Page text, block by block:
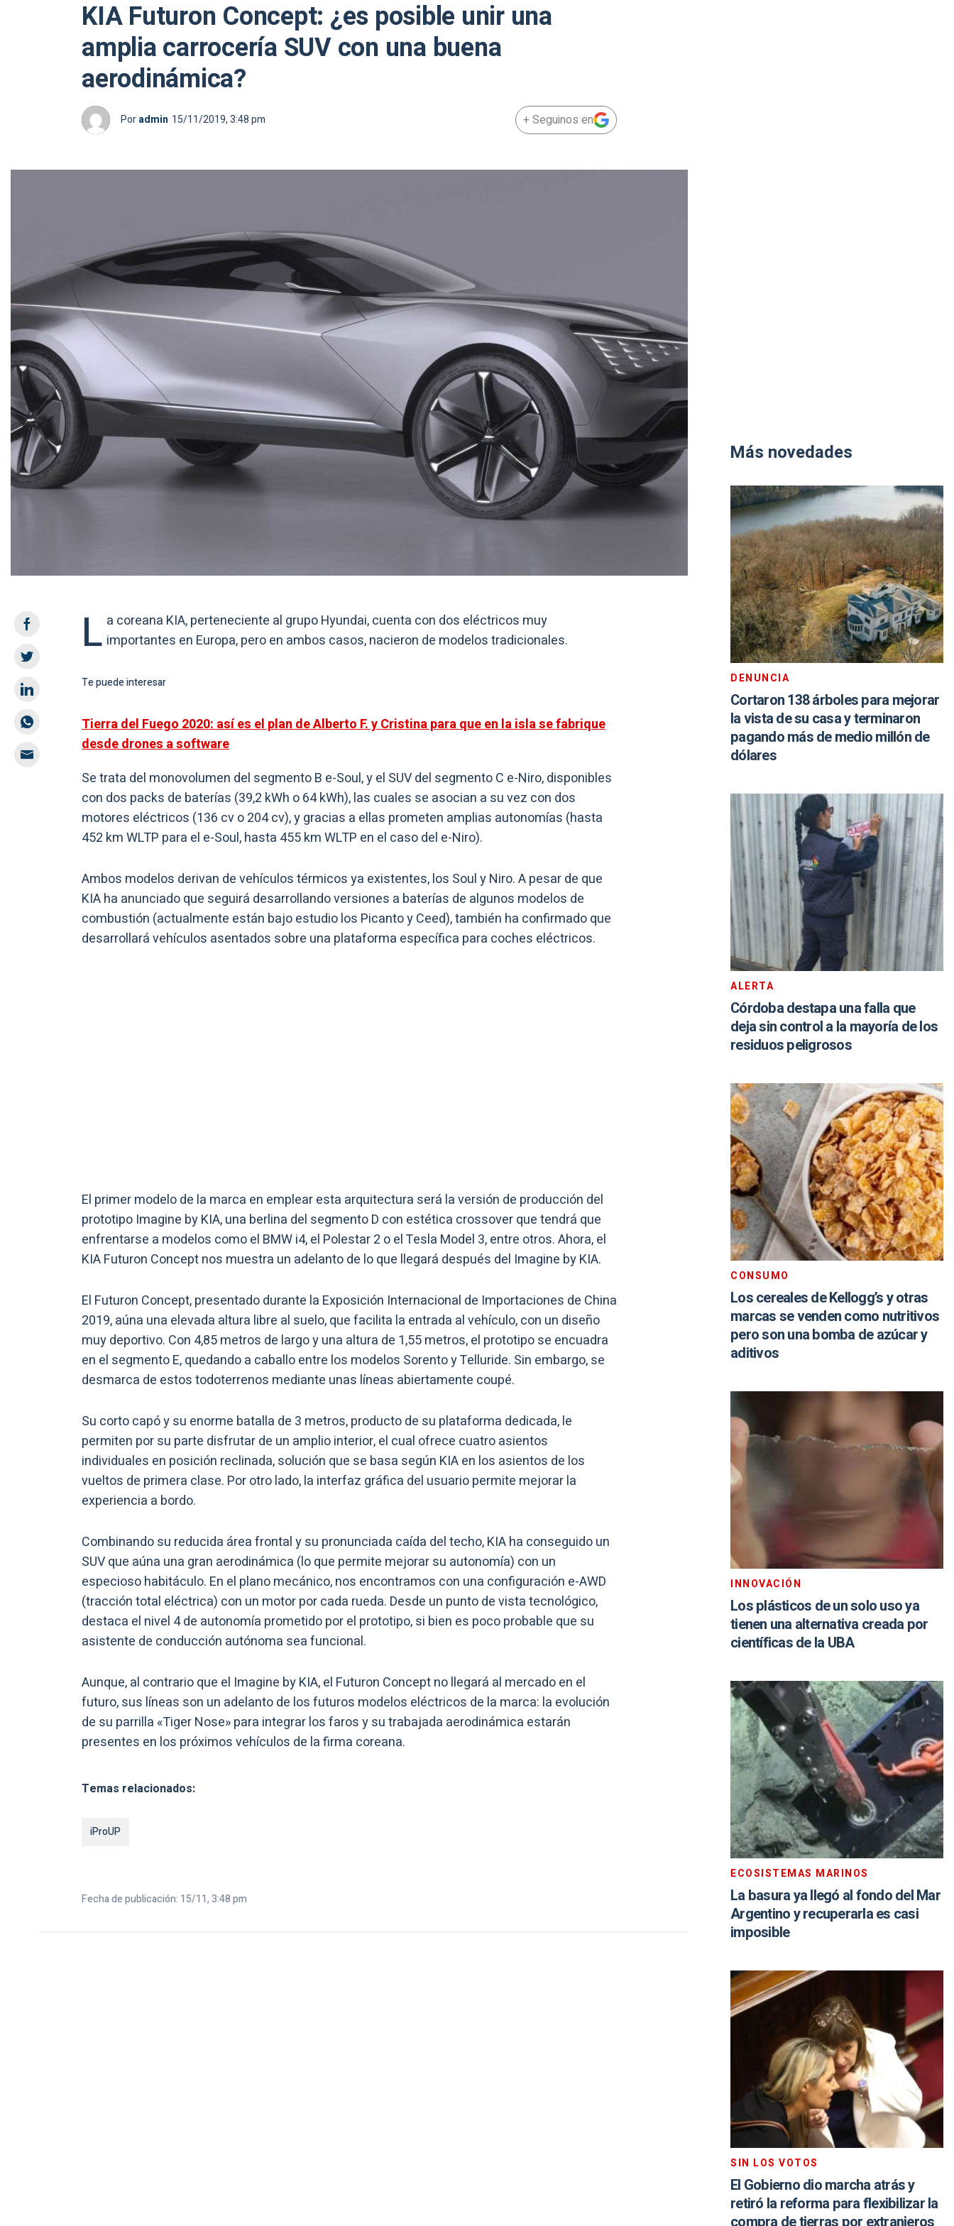
KIA Futuron Concept: ¿es posible unir una
amplia carrocería SUV con una buena
aerodinámica?
Poradmin 15/11/2019, 3:48 pm + Seguinos en
L a coreana KIA, perteneciente al grupo Hyundai, cuenta con dos eléctricos muy
importantes en Europa, pero en ambos casos, nacieron de modelos tradicionales.
Te puede interesar
Tierra del Fuego 2020: así es el plan de Alberto F. y Cristina para que en la isla se fabrique
desde drones a software
Se trata del monovolumen del segmento B e-Soul, y el SUV del segmento C e-Niro, disponibles
con dos packs de baterías (39,2 kWh o 64 kWh), las cuales se asocian a su vez con dos
motores eléctricos (136 cv o 204 cv), y gracias a ellas prometen amplias autonomías (hasta
452 km WLTP para el e-Soul, hasta 455 km WLTP en el caso del e-Niro).
Ambos modelos derivan de vehículos térmicos ya existentes, los Soul y Niro. A pesar de que
KIA ha anunciado que seguirá desarrollando versiones a baterías de algunos modelos de
combustión (actualmente están bajo estudio los Picanto y Ceed), también ha confirmado que
desarrollará vehículos asentados sobre una plataforma específica para coches eléctricos.
El primer modelo de la marca en emplear esta arquitectura será la versión de producción del
prototipo Imagine by KIA, una berlina del segmento D con estética crossover que tendrá que
enfrentarse a modelos como el BMW i4, el Polestar 2 o el Tesla Model 3, entre otros. Ahora, el
KIA Futuron Concept nos muestra un adelanto de lo que llegará después del Imagine by KIA.
El Futuron Concept, presentado durante la Exposición Internacional de Importaciones de China
2019, aúna una elevada altura libre al suelo, que facilita la entrada al vehículo, con un diseño
muy deportivo. Con 4,85 metros de largo y una altura de 1,55 metros, el prototipo se encuadra
en el segmento E, quedando a caballo entre los modelos Sorento y Telluride. Sin embargo, se
desmarca de estos todoterrenos mediante unas líneas abiertamente coupé.
Su corto capó y su enorme batalla de 3 metros, producto de su plataforma dedicada, le
permiten por su parte disfrutar de un amplio interior, el cual ofrece cuatro asientos
individuales en posición reclinada, solución que se basa según KIA en los asientos de los
vueltos de primera clase. Por otro lado, la interfaz gráfica del usuario permite mejorar la
experiencia a bordo.
Combinando su reducida área frontal y su pronunciada caída del techo, KIA ha conseguido un
SUV que aúna una gran aerodinámica (lo que permite mejorar su autonomía) con un
especioso habitáculo. En el plano mecánico, nos encontramos con una configuración e-AWD
(tracción total eléctrica) con un motor por cada rueda. Desde un punto de vista tecnológico,
destaca el nivel 4 de autonomía prometido por el prototipo, si bien es poco probable que su
asistente de conducción autónoma sea funcional.
Aunque, al contrario que el Imagine by KIA, el Futuron Concept no llegará al mercado en el
futuro, sus líneas son un adelanto de los futuros modelos eléctricos de la marca: la evolución
de su parrilla «Tiger Nose» para integrar los faros y su trabajada aerodinámica estarán
presentes en los próximos vehículos de la firma coreana.
Temas relacionados:
iProUP
Fecha de publicación: 15/11, 3:48 pm
Más novedades
DENUNCIA
Cortaron 138 árboles para mejorar
la vista de su casa y terminaron
pagando más de medio millón de
dólares
ALERTA
Córdoba destapa una falla que
deja sin control a la mayoría de los
residuos peligrosos
CONSUMO
Los cereales de Kellogg’s y otras
marcas se venden como nutritivos
pero son una bomba de azúcar y
aditivos
INNOVACIÓN
Los plásticos de un solo uso ya
tienen una alternativa creada por
científicas de la UBA
ECOSISTEMAS MARINOS
La basura ya llegó al fondo del Mar
Argentino y recuperarla es casi
imposible
SIN LOS VOTOS
El Gobierno dio marcha atrás y
retiró la reforma para flexibilizar la